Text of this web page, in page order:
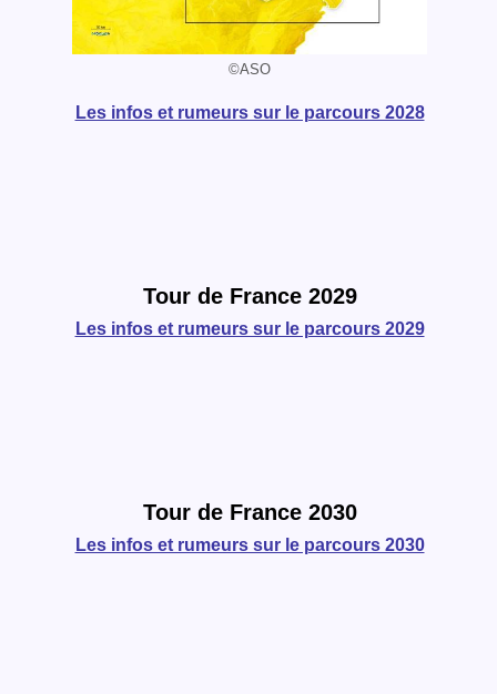
©ASO
Les infos et rumeurs sur le parcours 2028
Tour de France 2029
Les infos et rumeurs sur le parcours 2029
Tour de France 2030
Les infos et rumeurs sur le parcours 2030